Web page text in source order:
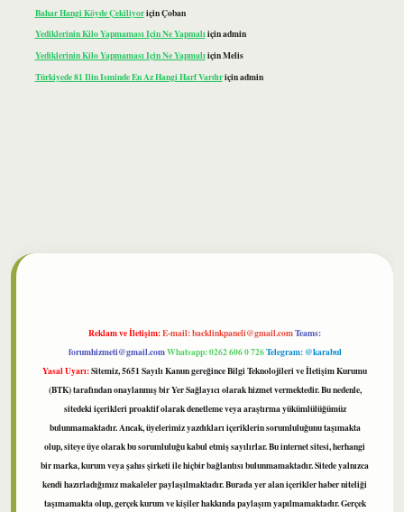
Bahar Hangi Köyde ÇekiliyoriçinÇoban
Yediklerinin Kilo Yapmaması Için Ne Yapmalıiçinadmin
Yediklerinin Kilo Yapmaması Için Ne YapmalıiçinMelis
Türkiyede 81 Ilin Isminde En Az Hangi Harf Vardıriçinadmin
Reklam ve İletişim:E-mail:backlinkpaneli@gmail.comTeams:
forumhizmeti@gmail.comWhatsapp: 0262 606 0 726Telegram: @karabul
Yasal Uyarı:Sitemiz, 5651 Sayılı Kanun gereğince Bilgi Teknolojileri ve İletişim Kurumu
(BTK) tarafından onaylanmış bir Yer Sağlayıcı olarak hizmet vermektedir. Bu nedenle,
sitedeki içerikleri proaktif olarak denetleme veya araştırma yükümlülüğümüz
bulunmamaktadır. Ancak, üyelerimiz yazdıkları içeriklerin sorumluluğunu taşımakta
olup, siteye üye olarak bu sorumluluğu kabul etmiş sayılırlar. Bu internet sitesi, herhangi
bir marka, kurum veya şahıs şirketi ile hiçbir bağlantısı bulunmamaktadır. Sitede yalnızca
kendi hazırladığımız makaleler paylaşılmaktadır. Burada yer alan içerikler haber niteliği
taşımamakta olup, gerçek kurum ve kişiler hakkında paylaşım yapılmamaktadır. Gerçek